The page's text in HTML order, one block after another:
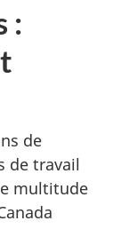
:
de
de travail
multitude